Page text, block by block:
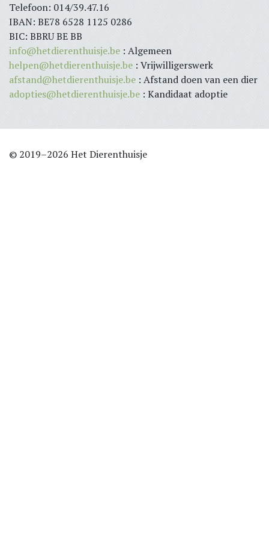
Telefoon: 014/39.47.16
IBAN: BE78 6528 1125 0286
BIC: BBRU BE BB
info@hetdierenthuisje.be : Algemeen
helpen@hetdierenthuisje.be : Vrijwilligerswerk
afstand@hetdierenthuisje.be : Afstand doen van een dier
adopties@hetdierenthuisje.be : Kandidaat adoptie
© 2019–2026 Het Dierenthuisje